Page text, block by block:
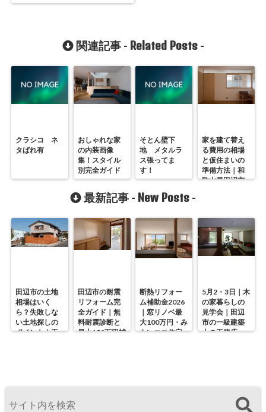
関連記事 - Related Posts-
クラシコ ネ
タばれ有
おしゃれな家
の内装画像
集！スタイル
別完全ガイド
そとん壁下
地 メタルラ
ス張ってま
す！
家を建て替え
る費用の相場
と仮住まいの
準備方法｜和
歌山県田辺市
最新記事 - New Posts -
田辺市の土地
相場はいく
ら？失敗しな
い土地探しの
ポイント｜工
田辺市の耐震
リフォーム完
全ガイド｜無
料耐震診断と
最大150万円補
断熱リフォー
ム補助金2026
｜窓リノベ最
大100万円・み
らいエコ住宅
5月2・3日｜木
の家暮らしの
見学会｜田辺
市の一級建築
士の工務店・